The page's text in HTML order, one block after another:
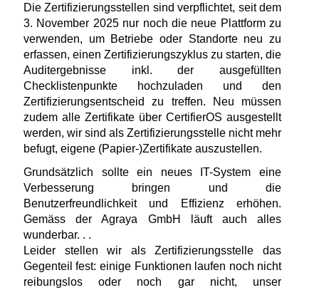
Die Zertifizierungsstellen sind verpflichtet, seit dem
3. November 2025 nur noch die neue Plattform zu
verwenden, um Betriebe oder Standorte neu zu
erfassen, einen Zertifizierungszyklus zu starten, die
Auditergebnisse inkl. der ausgefüllten
Checklistenpunkte hochzuladen und den
Zertifizierungsentscheid zu treffen. Neu müssen
zudem alle Zertifikate über CertifierOS ausgestellt
werden, wir sind als Zertifizierungsstelle nicht mehr
befugt, eigene (Papier-)Zertifikate auszustellen.
Grundsätzlich sollte ein neues IT-System eine
Verbesserung bringen und die
Benutzerfreundlichkeit und Effizienz erhöhen.
Gemäss der Agraya GmbH läuft auch alles
wunderbar. . .
Leider stellen wir als Zertifizierungsstelle das
Gegenteil fest: einige Funktionen laufen noch nicht
reibungslos oder noch gar nicht, unser